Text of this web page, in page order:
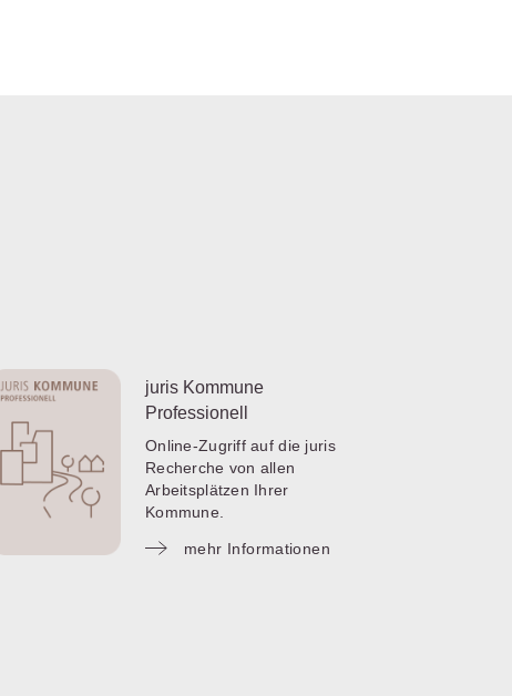
juris Kommune
Professionell
Online-Zugriff auf die juris
Recherche von allen
Arbeitsplätzen Ihrer
Kommune.
mehr Informationen